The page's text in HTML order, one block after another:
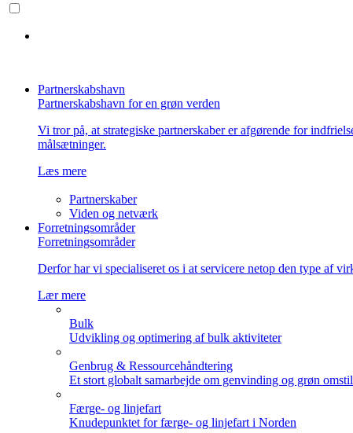
Partnerskabshavn
Partnerskabshavn for en grøn verden
Vi tror på, at strategiske partnerskaber er afgørende for
målsætninger.
Læs mere
Partnerskaber
Viden og netværk
Forretningsområder
Forretningsområder
Derfor har vi specialiseret os i at servicere netop den type af
Lær mere
Bulk
Udvikling og optimering af bulk aktiviteter
Genbrug & Ressourcehåndtering
Et stort globalt samarbejde om genvinding og grøn
Færge- og linjefart
Knudepunktet for færge- og linjefart i Norden